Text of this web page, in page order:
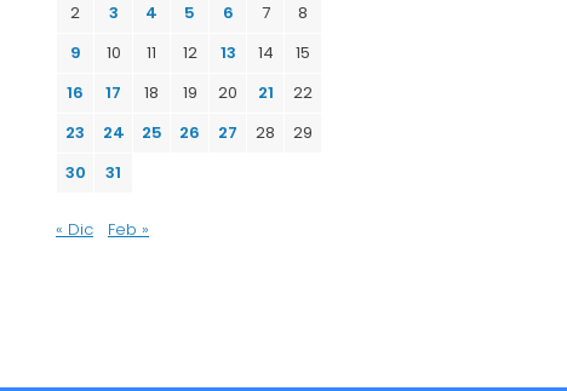
2
3 4 5 6 7
8
9
10 11 12 13 14
15
16
17 18 19 20 21
22
23
24 25 26 27 28
29
30
31
« Dic Feb »